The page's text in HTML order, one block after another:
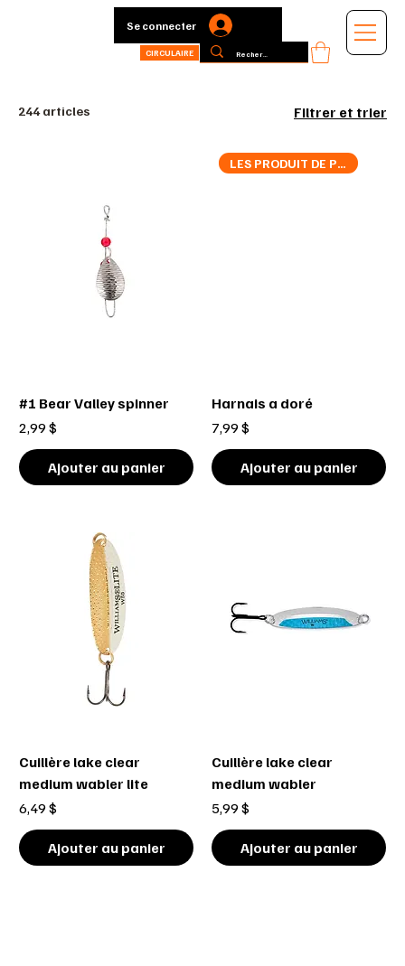
Se connecter
CIRCULAIRE
244 articles Filtrer et trier
#1 Bear Valley spinner
Prix
2,99 $
Ajouter au panier
LES PRODUIT DE PÊCHE BM
Harnais a doré
Prix
7,99 $
Ajouter au panier
Cuillère lake clear
medium wabler lite
Prix
6,49 $
Ajouter au panier
Cuillère lake clear
medium wabler
Prix
5,99 $
Ajouter au panier